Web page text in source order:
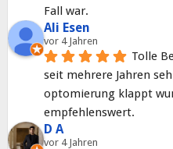
Fall war.
Ali Esen
vor 4 Jahren
Tolle
seit mehrere Jahren
optomierung klappt
empfehlenswert.
D A
vor 4 Jahren